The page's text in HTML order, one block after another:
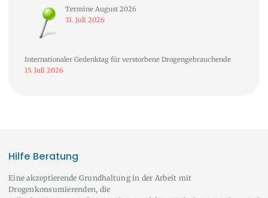
Termine August 2026
31. Juli 2026
Internationaler Gedenktag für verstorbene Drogengebrauchende
15. Juli 2026
Hilfe Beratung
Eine akzeptierende Grundhaltung in der Arbeit mit
Drogenkonsumierenden, die